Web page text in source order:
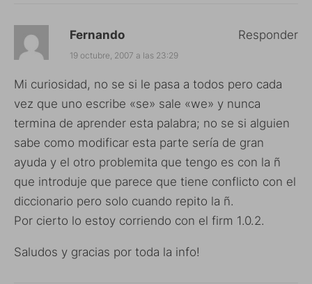
Fernando
19 octubre, 2007 a las 23:29
Mi curiosidad, no se si le pasa a todos pero cada
vez que uno escribe «se» sale «we» y nunca
termina de aprender esta palabra; no se si alguien
sabe como modificar esta parte sería de gran
ayuda y el otro problemita que tengo es con la ñ
que introduje que parece que tiene conflicto con el
diccionario pero solo cuando repito la ñ.
Por cierto lo estoy corriendo con el firm 1.0.2.
Saludos y gracias por toda la info!
Responder